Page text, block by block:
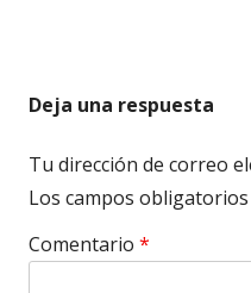
Deja una respuesta
Tu dirección de correo
Los campos
Comentario *